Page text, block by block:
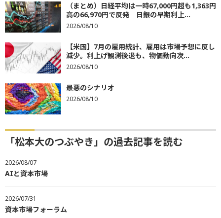
（まとめ）日経平均は一時67,000円超も1,363円
高の66,970円で反発 日銀の早期利上...
2026/08/10
【米国】7月の雇用統計、雇用は市場予想に反し
減少。利上げ観測後退も、物価動向次...
2026/08/10
最悪のシナリオ
2026/08/10
「松本大のつぶやき」の過去記事を読む
2026/08/07
AIと資本市場
2026/07/31
資本市場フォーラム